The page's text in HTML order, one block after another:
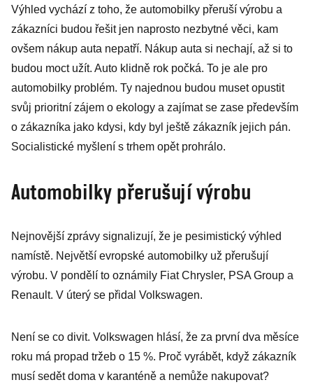
koronavir není
pod kontrolou
a bude se to
zhoršovat
Výhled vychází z toho, že automobilky přeruší výrobu a
zákazníci budou řešit jen naprosto nezbytné věci, kam
ovšem nákup auta nepatří. Nákup auta si nechají, až si to
budou moct užít. Auto klidně rok počká. To je ale pro
automobilky problém. Ty najednou budou muset opustit
svůj prioritní zájem o ekology a zajímat se zase především
o zákazníka jako kdysi, kdy byl ještě zákazník jejich pán.
Socialistické myšlení s trhem opět prohrálo.
Automobilky přerušují výrobu
Nejnovější zprávy signalizují, že je pesimistický výhled
namístě. Největší evropské automobilky už přerušují
výrobu. V pondělí to oznámily Fiat Chrysler, PSA Group a
Renault. V úterý se přidal Volkswagen.
Není se co divit. Volkswagen hlásí, že za první dva měsíce
roku má propad tržeb o 15 %. Proč vyrábět, když zákazník
musí sedět doma v karanténě a nemůže nakupovat?